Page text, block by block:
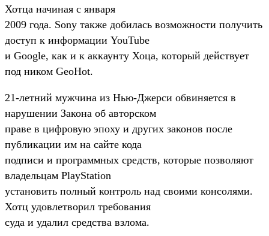
Хотца начиная с января
2009 года. Sony также добилась возможности получить
доступ к информации YouTube
и Google, как и к аккаунту Хоца, который действует
под ником GeoHot.
21-летний мужчина из Нью-Джерси обвиняется в
нарушении Закона об авторском
праве в цифровую эпоху и других законов после
публикации им на сайте кода
подписи и программных средств, которые позволяют
владельцам PlayStation
установить полный контроль над своими консолями.
Хотц удовлетворил требования
суда и удалил средства взлома.